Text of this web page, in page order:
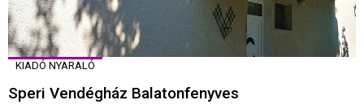
KIADÓ NYARALÓ
Speri Vendégház Balatonfenyves